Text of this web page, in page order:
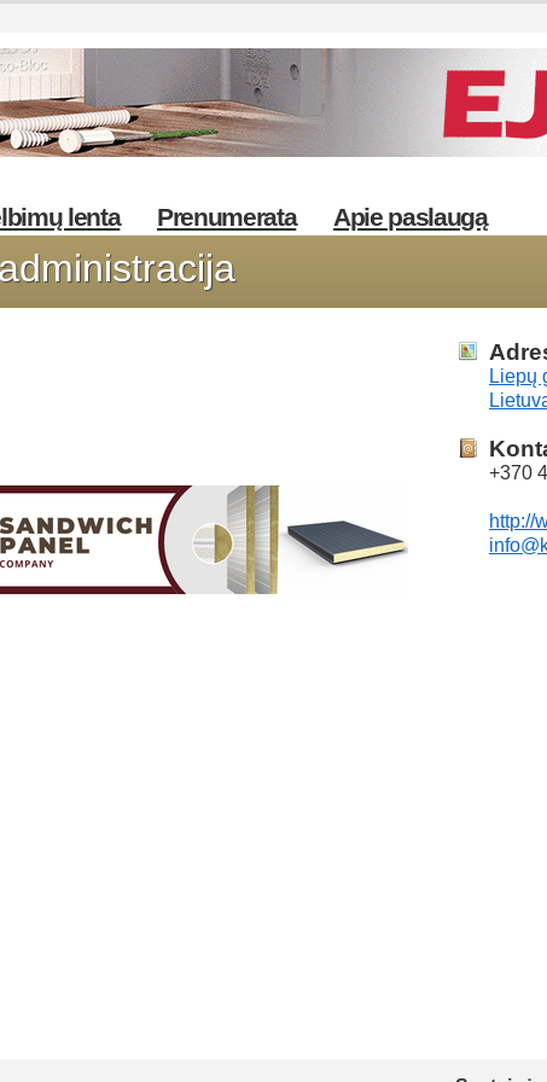
lenta Prenumerata Apie paslaugą
Liepų
+370
http://